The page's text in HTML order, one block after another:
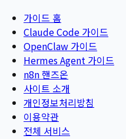
가이드 홈
Claude Code 가이드
OpenClaw 가이드
Hermes Agent 가이드
n8n 핸즈온
사이트 소개
개인정보처리방침
이용약관
전체 서비스